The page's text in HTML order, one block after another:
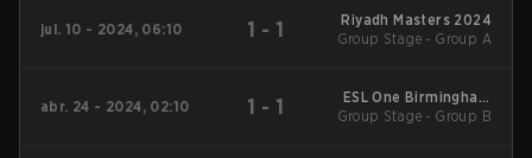
jul. 10 - 2024, 06:10 1 - 1
Riyadh Masters 2024
Group Stage - Group A
abr. 24 - 2024, 02:10 1 - 1
ESL One Birmingham
Main Event
Group Stage - Group B